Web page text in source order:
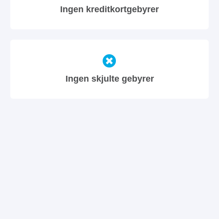
Ingen kreditkortgebyrer
Ingen skjulte gebyrer